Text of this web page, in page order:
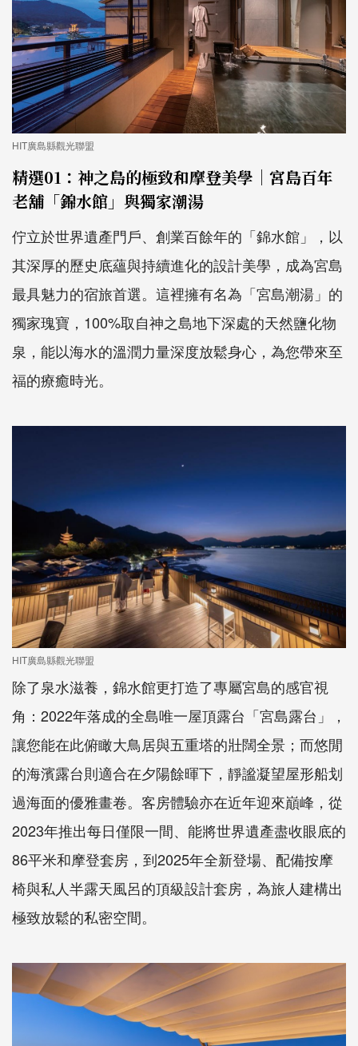
HIT廣島縣觀光聯盟
精選01：神之島的極致和摩登美學｜宮島百年
老舖「錦水館」與獨家潮湯
佇立於世界遺產門戶、創業百餘年的「錦水館」，以
其深厚的歷史底蘊與持續進化的設計美學，成為宮島
最具魅力的宿旅首選。這裡擁有名為「宮島潮湯」的
獨家瑰寶，100%取自神之島地下深處的天然鹽化物
泉，能以海水的溫潤力量深度放鬆身心，為您帶來至
福的療癒時光。
HIT廣島縣觀光聯盟
除了泉水滋養，錦水館更打造了專屬宮島的感官視
角：2022年落成的全島唯一屋頂露台「宮島露台」，
讓您能在此俯瞰大鳥居與五重塔的壯闊全景；而悠閒
的海濱露台則適合在夕陽餘暉下，靜謐凝望屋形船划
過海面的優雅畫卷。客房體驗亦在近年迎來巔峰，從
2023年推出每日僅限一間、能將世界遺產盡收眼底的
86平米和摩登套房，到2025年全新登場、配備按摩
椅與私人半露天風呂的頂級設計套房，為旅人建構出
極致放鬆的私密空間。